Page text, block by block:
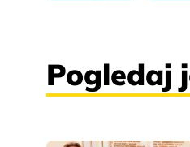
Pogledaj